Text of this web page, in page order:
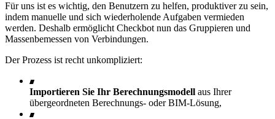
Für uns ist es wichtig, den Benutzern zu helfen, produktiver zu sein,
indem manuelle und sich wiederholende Aufgaben vermieden
werden. Deshalb ermöglicht Checkbot nun das Gruppieren und
Massenbemessen von Verbindungen.
Der Prozess ist recht unkompliziert:
Importieren Sie Ihr Berechnungsmodell aus Ihrer
übergeordneten Berechnungs- oder BIM-Lösung,